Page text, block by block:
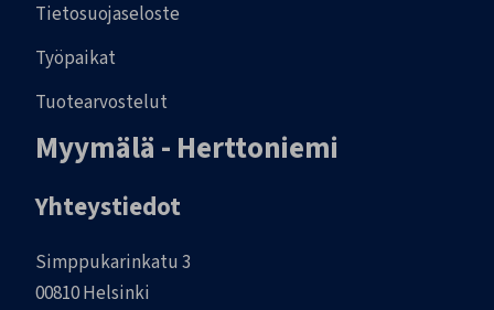
Tietosuojaseloste
Työpaikat
Tuotearvostelut
Myymälä - Herttoniemi
Yhteystiedot
Simppukarinkatu 3
00810 Helsinki